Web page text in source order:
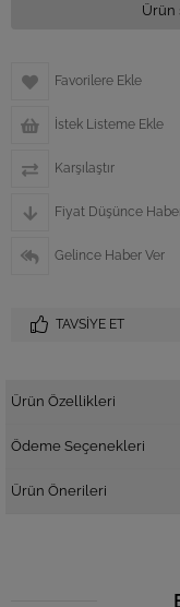
Ürün
Favorilere Ekle
İstek Listeme Ekle
Karşılaştır
Fiyat Düşünce
Gelince Haber Ver
TAVSIYE ET
Ürün Özellikleri
Ödeme Seçenekleri
Ürün Önerileri